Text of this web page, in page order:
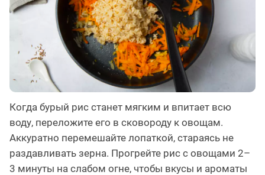
Когда бурый рис станет мягким и впитает всю
воду, переложите его в сковороду к овощам.
Аккуратно перемешайте лопаткой, стараясь не
раздавливать зерна. Прогрейте рис с овощами 2–
3 минуты на слабом огне, чтобы вкусы и ароматы